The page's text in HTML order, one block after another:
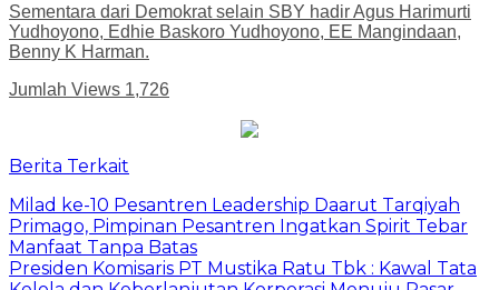
Sementara dari Demokrat selain SBY hadir Agus Harimurti
Yudhoyono, Edhie Baskoro Yudhoyono, EE Mangindaan,
Benny K Harman.
Jumlah Views 1,726
Berita Terkait
Milad ke-10 Pesantren Leadership Daarut Tarqiyah
Primago, Pimpinan Pesantren Ingatkan Spirit Tebar
Manfaat Tanpa Batas
Presiden Komisaris PT Mustika Ratu Tbk : Kawal Tata